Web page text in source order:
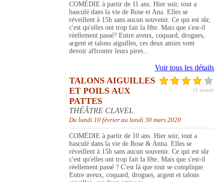
COMÉDIE à partir de 11 ans. Hier soir, tout a
basculé dans la vie de Rose et Ana. Elles se
réveillent à 15h sans aucun souvenir. Ce qui est sûr,
c'est qu'elles ont trop fait la fête. Mais que s'est-il
réellement passé? Entre aveux, coquard, drogues,
argent et talons aiguilles, ces deux amies vont
devoir affronter leurs pires...
Voir tous les détails
(5 notes)
TALONS AIGUILLES
ET POILS AUX
PATTES
THÉÂTRE CLAVEL
Du lundi 10 février au lundi 30 mars 2020
COMÉDIE à partir de 10 ans. Hier soir, tout a
basculé dans la vie de Rose & Anna. Elles se
réveillent à 15h sans aucun souvenir. Ce qui est sûr
c'est qu'elles ont trop fait la fête. Mais que s'est-il
réellement passé ? C'est là que tout se complique.
Entre aveux, coquard, drogues, argent et talons